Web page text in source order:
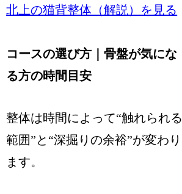
北上の猫背整体（解説）を見る
コースの選び方｜骨盤が気にな
る方の時間目安
整体は時間によって“触れられる
範囲”と“深掘りの余裕”が変わり
ます。